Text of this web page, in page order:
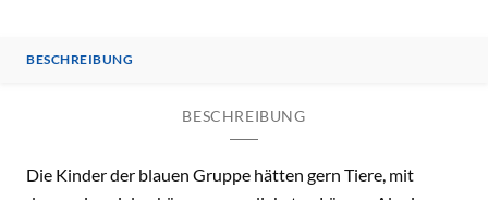
BESCHREIBUNG
BESCHREIBUNG
Die Kinder der blauen Gruppe hätten gern Tiere, mit